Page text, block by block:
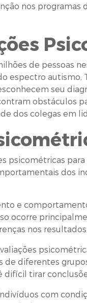
nos
de pessoas
autismo,
seu
obstáculos
dos colegas em
dos
e
ocorre
nos resultados
de diferentes
tirar
com